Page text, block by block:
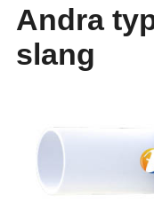
Andra
slang